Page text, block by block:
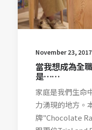
November 23, 2017
當我想成為全
是……
家庭是我們生命
力湧現的地方。
牌"Chocolate